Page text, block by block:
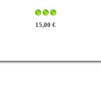
15,00 €